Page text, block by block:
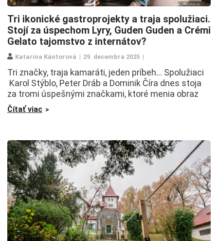
Tri ikonické gastroprojekty a traja spolužiaci.
Stojí za úspechom Lyry, Guden Guden a Crémi
Gelato tajomstvo z internátov?
Katarína Kántorová 29. decembra 2025
Tri značky, traja kamaráti, jeden príbeh… Spolužiaci
Karol Stýblo, Peter Dráb a Dominik Číra dnes stoja
za tromi úspešnými značkami, ktoré menia obraz
Čítať viac